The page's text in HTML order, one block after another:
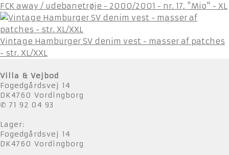
FCK away / udebanetrøje - 2000/2001 - nr. 17, "Mio" - XL
Vintage Hamburger SV denim vest - masser af patches
- str. XL/XXL
Villa & Vejbod
Fogedgårdsvej 14
DK4760 Vordingborg
✆ 71 92 04 93
Lager:
Fogedgårdsvej 14
DK4760 Vordingborg